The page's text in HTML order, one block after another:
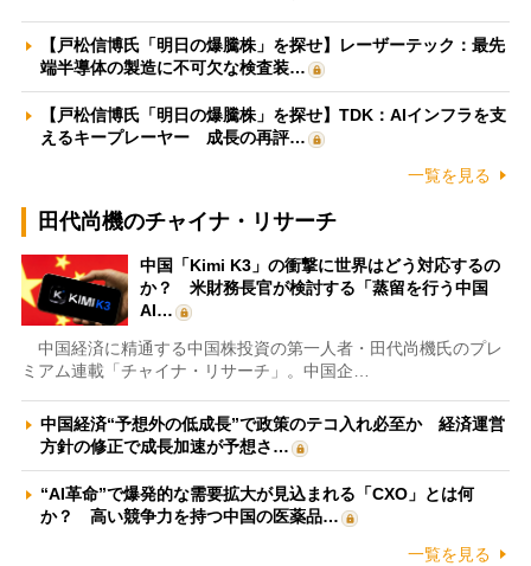
【戸松信博氏「明日の爆騰株」を探せ】レーザーテック：最先
端半導体の製造に不可欠な検査装…
【戸松信博氏「明日の爆騰株」を探せ】TDK：AIインフラを支
えるキープレーヤー 成長の再評…
一覧を見る
田代尚機のチャイナ・リサーチ
中国「Kimi K3」の衝撃に世界はどう対応するの
か？ 米財務長官が検討する「蒸留を行う中国
AI…
中国経済に精通する中国株投資の第一人者・田代尚機氏のプレ
ミアム連載「チャイナ・リサーチ」。中国企…
中国経済“予想外の低成長”で政策のテコ入れ必至か 経済運営
方針の修正で成長加速が予想さ…
“AI革命”で爆発的な需要拡大が見込まれる「CXO」とは何
か？ 高い競争力を持つ中国の医薬品…
一覧を見る